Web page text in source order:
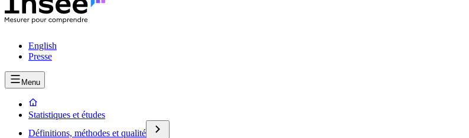
English
Presse
Menu
Statistiques et études
Définitions, méthodes et qualité